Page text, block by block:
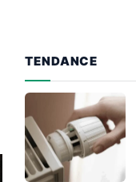
TENDANCE